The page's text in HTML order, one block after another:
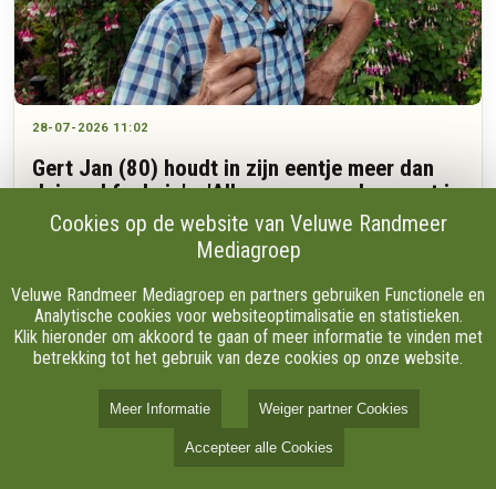
28-07-2026 11:02
Gert Jan (80) houdt in zijn eentje meer dan
duizend fuchsia's: 'Alles geven en doen wat je
nog kunt'
naar een kleurrijke fuchsia in zijn tuin aan de Varelseweg in
Hulshorst. De plant draagt de naam van een goede vriendin.
Wanneer hij vertelt over het moment waarop hij haar de
bloem aanbood, wordt hij even stil.
Cookies op de website van Veluwe Randmeer
Mediagroep
Veluwe Randmeer Mediagroep en partners gebruiken Functionele en
Analytische cookies voor websiteoptimalisatie en statistieken.
Klik hieronder om akkoord te gaan of meer informatie te vinden met
betrekking tot het gebruik van deze cookies op onze website.
Meer Informatie Weiger partner Cookies
Accepteer alle Cookies